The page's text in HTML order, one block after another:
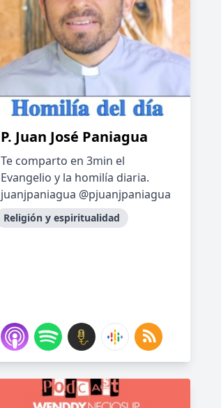
P. Juan José Paniagua
Te comparto en 3min el
Evangelio y la homilía diaria.
juanjpaniagua @pjuanjpaniagua
Religión y espiritualidad